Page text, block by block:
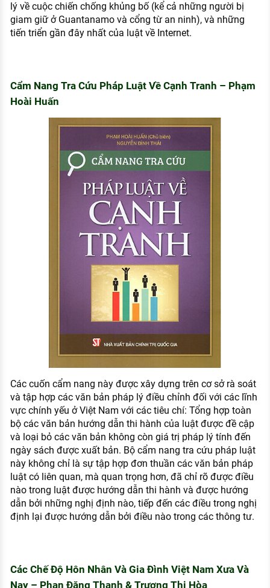
lý về cuộc chiến chống khủng bố (kể cả những người bị
giam giữ ở Guantanamo và cổng từ an ninh), và những
tiến triển gần đây nhất của luật về Internet.
Cẩm Nang Tra Cứu Pháp Luật Về Cạnh Tranh – Phạm
Hoài Huấn
Các cuốn cẩm nang này được xây dựng trên cơ sở rà soát
và tập hợp các văn bản pháp lý điều chỉnh đối với các lĩnh
vực chính yếu ở Việt Nam với các tiêu chí: Tổng hợp toàn
bộ các văn bản hướng dẫn thi hành của luật được đề cập
và loại bỏ các văn bản không còn giá trị pháp lý tính đến
ngày sách được xuất bản. Bộ cẩm nang tra cứu pháp luật
này không chỉ là sự tập hợp đơn thuần các văn bản pháp
luật có liên quan, mà quan trọng hơn, đã chỉ rõ được điều
nào trong luật được hướng dẫn thi hành và được hướng
dẫn bởi những nghị định nào, tiếp đến các điều trong nghị
định lại được hướng dẫn bởi điều nào trong các thông tư.
Các Chế Độ Hôn Nhân Và Gia Đình Việt Nam Xưa Và
Nay – Phan Đăng Thanh & Trương Thị Hòa